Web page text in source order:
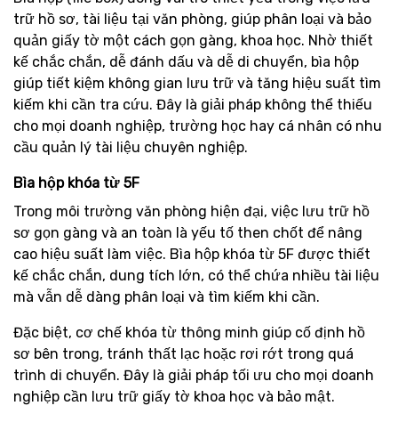
trữ hồ sơ, tài liệu tại văn phòng, giúp phân loại và bảo
quản giấy tờ một cách gọn gàng, khoa học. Nhờ thiết
kế chắc chắn, dễ đánh dấu và dễ di chuyển, bìa hộp
giúp tiết kiệm không gian lưu trữ và tăng hiệu suất tìm
kiếm khi cần tra cứu. Đây là giải pháp không thể thiếu
cho mọi doanh nghiệp, trường học hay cá nhân có nhu
cầu quản lý tài liệu chuyên nghiệp.
Bìa hộp khóa từ 5F
Trong môi trường văn phòng hiện đại, việc lưu trữ hồ
sơ gọn gàng và an toàn là yếu tố then chốt để nâng
cao hiệu suất làm việc. Bìa hộp khóa từ 5F được thiết
kế chắc chắn, dung tích lớn, có thể chứa nhiều tài liệu
mà vẫn dễ dàng phân loại và tìm kiếm khi cần.
Đặc biệt, cơ chế khóa từ thông minh giúp cố định hồ
sơ bên trong, tránh thất lạc hoặc rơi rớt trong quá
trình di chuyển. Đây là giải pháp tối ưu cho mọi doanh
nghiệp cần lưu trữ giấy tờ khoa học và bảo mật.